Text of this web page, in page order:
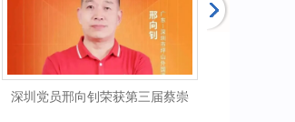
深圳党员邢向钊荣获第三届蔡崇